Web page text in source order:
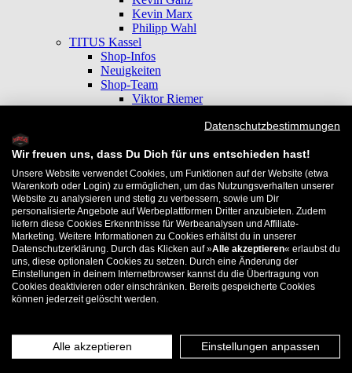
Kevin Marx
Philipp Wahl
TITUS Kassel
Shop-Infos
Neuigkeiten
Shop-Team
Viktor Riemer
Shop-Team
David Wollmann
Marcel Weber
Tim Otto
TITUS Leipzig
Shop-Infos
Neuigkeiten
Shop-Team
Kilian Riedemann
Sebastian Weiß
TITUS Mönchengladbach
Anfahrt
Mitarbeiter
Datenschutzbestimmungen
Wir freuen uns, dass Du Dich für uns entschieden hast!
Unsere Website verwendet Cookies, um Funktionen auf der Website (etwa
Warenkorb oder Login) zu ermöglichen, um das Nutzungsverhalten unserer
Website zu analysieren und stetig zu verbessern, sowie um Dir
personalisierte Angebote auf Werbeplattformen Dritter anzubieten. Zudem
liefern diese Cookies Erkenntnisse für Werbeanalysen und Affiliate-
Marketing. Weitere Informationen zu Cookies erhältst du in unserer
Datenschutzerklärung. Durch das Klicken auf »Alle akzeptieren« erlaubst du
uns, diese optionalen Cookies zu setzen. Durch eine Änderung der
Einstellungen in deinem Internetbrowser kannst du die Übertragung von
Cookies deaktivieren oder einschränken. Bereits gespeicherte Cookies
können jederzeit gelöscht werden.
Alle akzeptieren Einstellungen anpassen